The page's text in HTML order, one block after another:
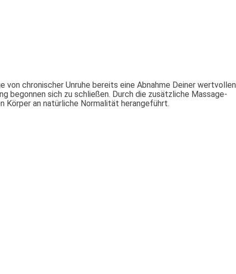
von chronischer Unruhe bereits eine Abnahme Deiner wertvollen
begonnen sich zu schließen. Durch die zusätzliche Massage-
Körper an natürliche Normalität herangeführt.